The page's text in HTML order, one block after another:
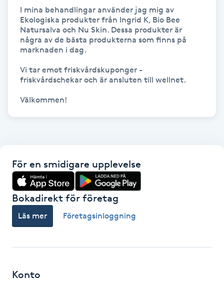
Gellack med förstärkning
Gravidyoga
Gruppträning
H
Hatha Yoga
Headspa
I mina behandlingar använder jag mig av
Ekologiska produkter från Ingrid K, Bio Bee
Natursalva och Nu Skin. Dessa produkter är
några av de bästa produkterna som finns på
marknaden i dag.
Vi tar emot friskvårdskuponger -
friskvårdschekar och är ansluten till wellnet.
Välkommen!
För en smidigare upplevelse
Bokadirekt för företag
Läs mer Företagsinloggning
Konto